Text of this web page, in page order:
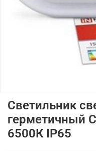
Светильник
герметичный
6500К IP65